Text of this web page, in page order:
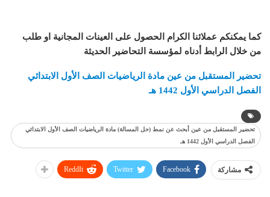
كما يمكنكم عملائنا الكرام الحصول على العينات المجانية او طلب
من خلال الرابط أدناه لمؤسسة التحاضير الحديثة
تحضير المستقبل من عين مادة الرياضيات الصف الأول الابتدائي
الفصل الدراسي الأول 1442 هـ
تحضير المستقبل من عين أبحث عن نمط (حل المسالة) مادة الرياضيات الصف الأول الابتدائي
الفصل الدراسي الأول 1442 هـ
مشاركة Facebook
Twitter
ReddIt